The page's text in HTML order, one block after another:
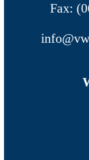
Fax: